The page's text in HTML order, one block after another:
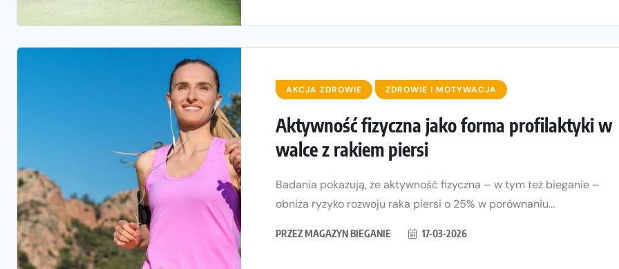
AKCJA ZDROWIE ZDROWIE I MOTYWACJA
Aktywność fizyczna jako forma profilaktyki w
walce z rakiem piersi
Badania pokazują, że aktywność fizyczna – w tym też bieganie –
obniża ryzyko rozwoju raka piersi o 25% w porównaniu...
PRZEZMAGAZYN BIEGANIE 17-03-2026